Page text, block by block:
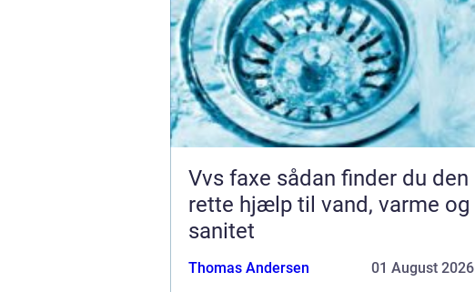
Vvs faxe sådan finder du den
rette hjælp til vand, varme og
sanitet
Thomas Andersen 01 August 2026